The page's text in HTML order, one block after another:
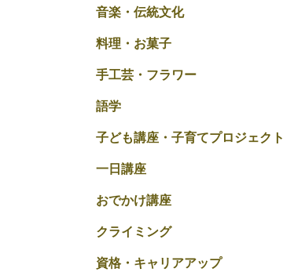
音楽・伝統文化
料理・お菓子
手工芸・フラワー
語学
子ども講座・子育てプロジェクト
一日講座
おでかけ講座
クライミング
資格・キャリアアップ